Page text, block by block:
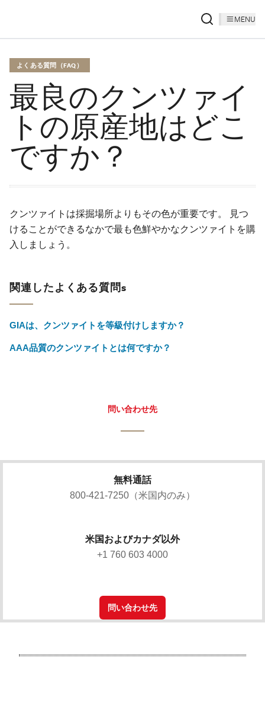
MENU
よくある質問（FAQ）
最良のクンツァイ
トの原産地はどこ
ですか？
クンツァイトは採掘場所よりもその色が重要です。 見つ
けることができるなかで最も色鮮やかなクンツァイトを購
入しましょう。
関連したよくある質問s
GIAは、クンツァイトを等級付けしますか？
AAA品質のクンツァイトとは何ですか？
問い合わせ先
無料通話
800-421-7250（米国内のみ）
米国およびカナダ以外
+1 760 603 4000
問い合わせ先